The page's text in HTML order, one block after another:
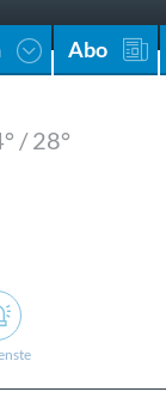
Abo
/28°